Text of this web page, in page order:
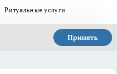
Ритуальные услуги
Принять